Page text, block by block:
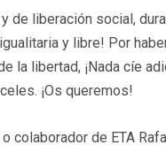
de liberación social,
y libre! Por
la libertad, ¡Nada cíe
¡Os queremos!
colaborador de ETA